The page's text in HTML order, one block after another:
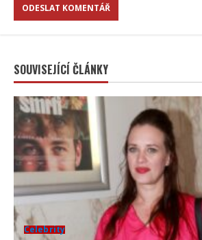
SOUVISEJÍCÍ ČLÁNKY
Celebrity